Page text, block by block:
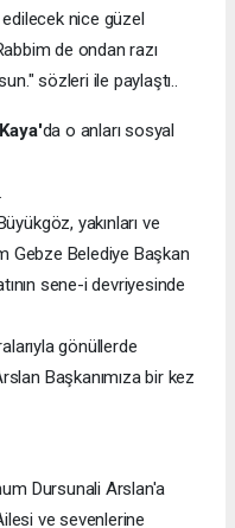
edilecek nice güzel
de ondan razı
sözleri ile paylaştı..
da o anları sosyal
yakınları ve
Gebze Belediye Başkan
sene-i devriyesinde
gönüllerde
Başkanımıza bir kez
Dursunali Arslan'a
ve sevenlerine